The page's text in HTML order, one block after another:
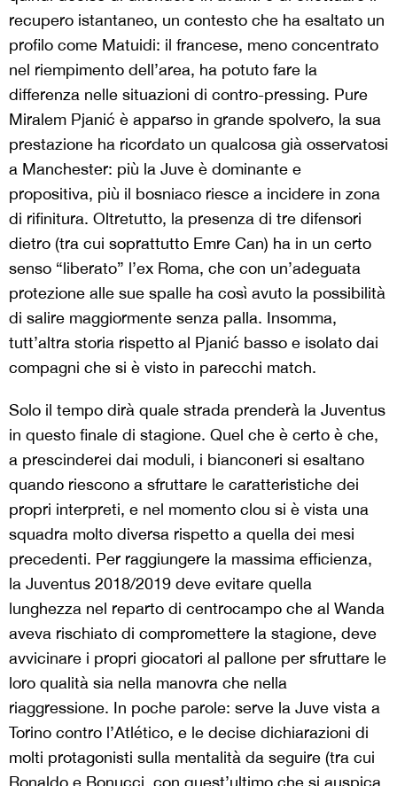
recupero istantaneo, un contesto che ha esaltato un
profilo come Matuidi: il francese, meno concentrato
nel riempimento dell’area, ha potuto fare la
differenza nelle situazioni di contro-pressing. Pure
Miralem Pjanić è apparso in grande spolvero, la sua
prestazione ha ricordato un qualcosa già osservatosi
a Manchester: più la Juve è dominante e
propositiva, più il bosniaco riesce a incidere in zona
di rifinitura. Oltretutto, la presenza di tre difensori
dietro (tra cui soprattutto Emre Can) ha in un certo
senso “liberato” l’ex Roma, che con un’adeguata
protezione alle sue spalle ha così avuto la possibilità
di salire maggiormente senza palla. Insomma,
tutt’altra storia rispetto al Pjanić basso e isolato dai
compagni che si è visto in parecchi match.
Solo il tempo dirà quale strada prenderà la Juventus
in questo finale di stagione. Quel che è certo è che,
a prescinderei dai moduli, i bianconeri si esaltano
quando riescono a sfruttare le caratteristiche dei
propri interpreti, e nel momento clou si è vista una
squadra molto diversa rispetto a quella dei mesi
precedenti. Per raggiungere la massima efficienza,
la Juventus 2018/2019 deve evitare quella
lunghezza nel reparto di centrocampo che al Wanda
aveva rischiato di compromettere la stagione, deve
avvicinare i propri giocatori al pallone per sfruttare le
loro qualità sia nella manovra che nella
riaggressione. In poche parole: serve la Juve vista a
Torino contro l’Atlético, e le decise dichiarazioni di
molti protagonisti sulla mentalità da seguire (tra cui
Ronaldo e Bonucci, con quest’ultimo che si auspica